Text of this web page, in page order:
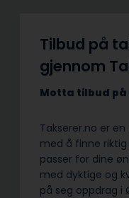
Tilbud på
gjennom
Motta tilbud
Takserer.no er
med å finne
passer for dine
med dyktige og
på seg oppdrag i